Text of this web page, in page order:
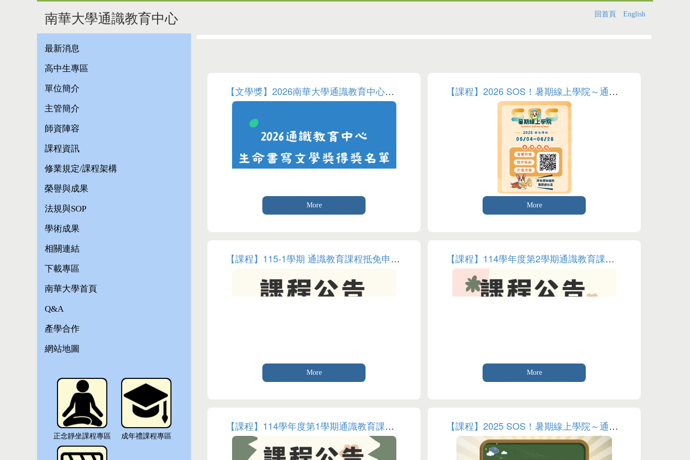
南華大學通識教育中心 回首頁 English
最新消息
高中生專區
單位簡介
主管簡介
師資陣容
課程資訊
修業規定/課程架構
榮譽與成果
法規與SOP
學術成果
相關連結
下載專區
南華大學首頁
Q&A
產學合作
網站地圖
正念靜坐課程專區 成年禮課程專區
【文學獎】2026南華大學通識教育中心生命書寫文學獎得獎名單
More
【課程】2026 SOS！暑期線上學院～通識數位課程
More
【課程】115-1學期 通識教育課程抵免申請公告
More
【課程】114學年度第2學期通識教育課程開課時間表
More
【課程】114學年度第1學期通識教育課程開課時間表 【課程】2025 SOS！暑期線上學院～通識數位課程